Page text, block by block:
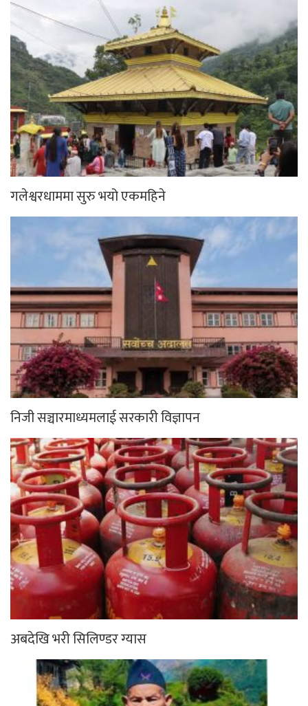
गलेश्वरधाममा सुरु भयो एकमहिने
निजी सञ्चारमाध्यमलाई सरकारी विज्ञापन
अबदेखि भरी सिलिण्डर ग्यास